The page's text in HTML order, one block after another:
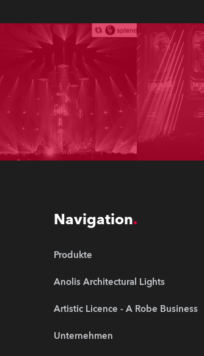
Navigation
Produkte
Anolis Architectural Lights
Artistic Licence - A Robe Business
Unternehmen